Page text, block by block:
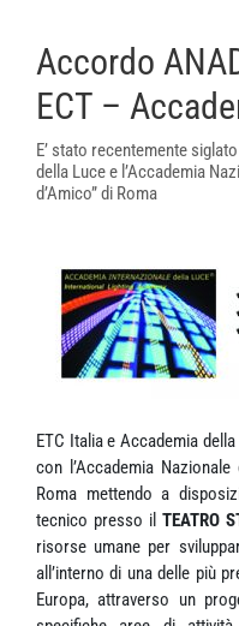
Accordo
ECT –
E’ stato recentemente
della Luce e l’Accademia
d’Amico” di Roma
ETC Italia e Accademia
con l’Accademia
Roma mettendo a
tecnico presso il TEATRO
risorse umane per
all’interno di una delle più
Europa, attraverso un